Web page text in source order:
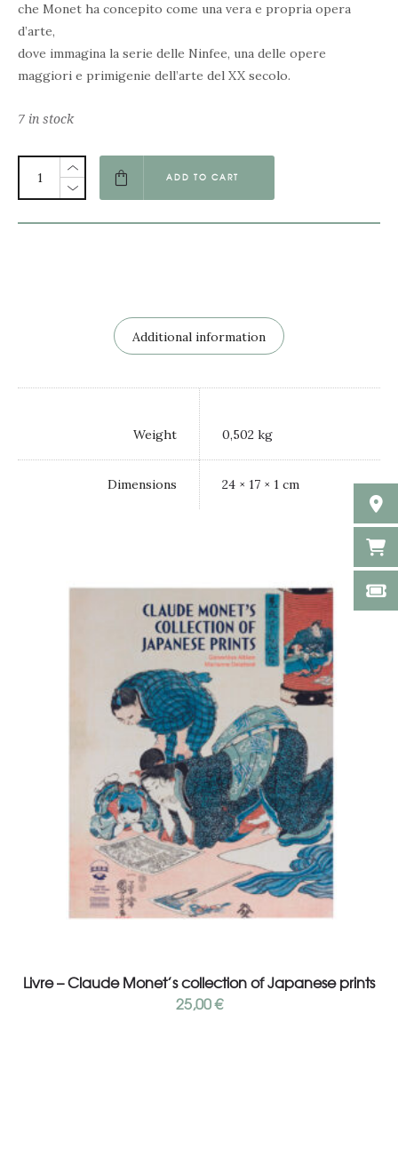
che Monet ha concepito come una vera e propria opera
d’arte,
dove immagina la serie delle Ninfee, una delle opere
maggiori e primigenie dell’arte del XX secolo.
7 in stock
ADD TO CART
Additional information
Weight 0,502 kg
Dimensions 24 × 17 × 1 cm
Livre – Claude Monet’s collection of Japanese prints
25,00€